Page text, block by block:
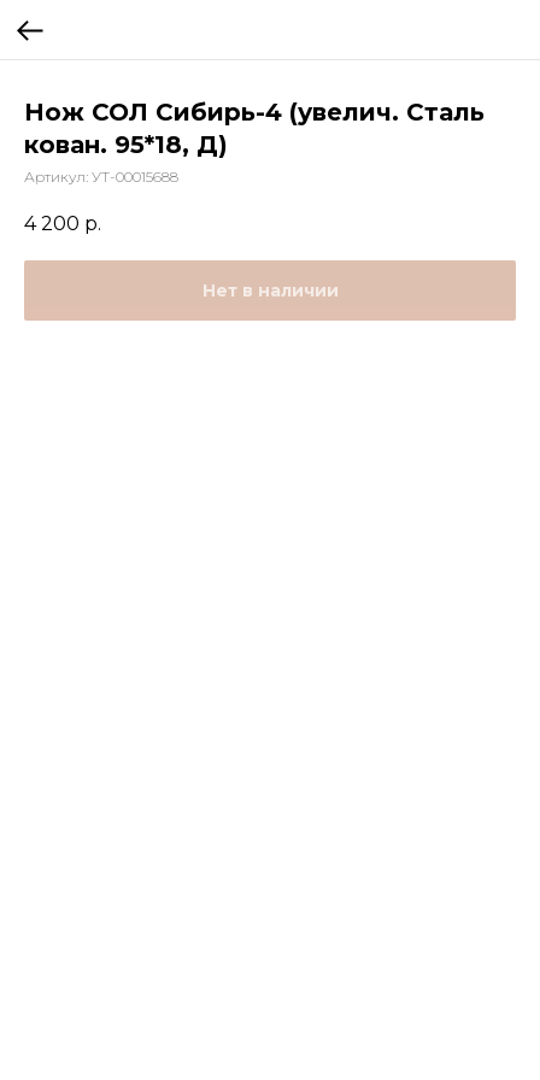
Нож СОЛ Сибирь-4 (увелич. Сталь
кован. 95*18, Д)
Артикул: УТ-00015688
4 200 р.
Нет в наличии